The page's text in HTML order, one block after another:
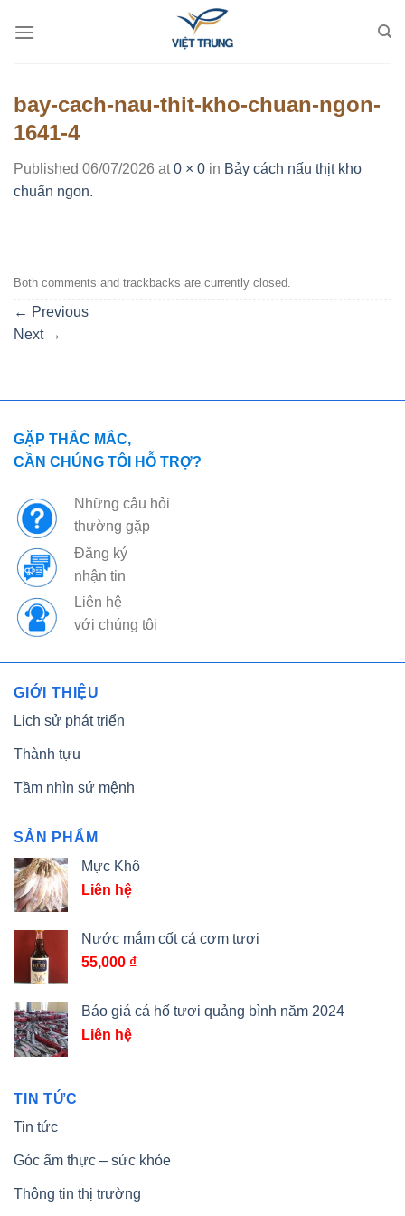
bay-cach-nau-thit-kho-chuan-ngon-
1641-4
Published 06/07/2026 at0 × 0 in Bảy cách nấu thịt kho
chuẩn ngon.
Both comments and trackbacks are currently closed.
← Previous
Next →
GẶP THẮC MẮC,
CẦN CHÚNG TÔI HỖ TRỢ?
Những câu hỏi
thường gặp
Đăng ký
nhận tin
Liên hệ
với chúng tôi
GIỚI THIỆU
Lịch sử phát triển
Thành tựu
Tầm nhìn sứ mệnh
SẢN PHẨM
Mực Khô
Liên hệ
Nước mắm cốt cá cơm tươi
55,000 ₫
Báo giá cá hố tươi quảng bình năm 2024
Liên hệ
TIN TỨC
Tin tức
Góc ẩm thực – sức khỏe
Thông tin thị trường